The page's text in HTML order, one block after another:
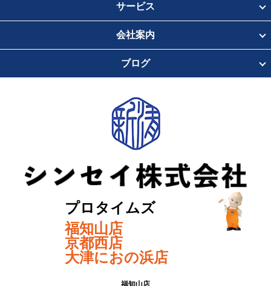
サービス
会社案内
ブログ
プロタイムズ
福知山店
京都西店
大津におの浜店